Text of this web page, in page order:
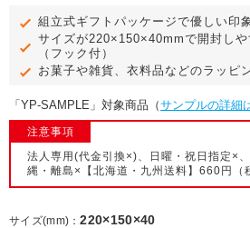
組立式ギフトパッケージで優しい印
サイズが220×150×40mmで開封し
（フック付）
お菓子や雑貨、衣料品などのラッピ
「YP-SAMPLE」対象商品（サンプルの詳細
注意事項
法人専用(代金引換×)、日曜・祝日指定×
縄・離島×【北海道・九州送料】660円（
サイズ(mm)：220×150×40